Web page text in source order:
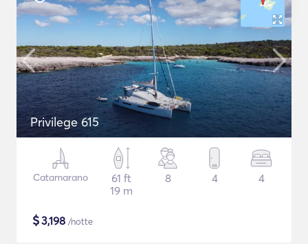
Privilege 615
Catamarano
61 ft
19 m
8 4 4
$3,198 /notte